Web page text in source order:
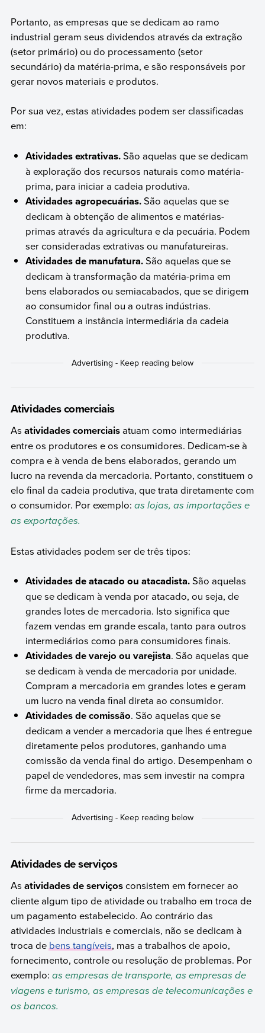
Portanto, as empresas que se dedicam ao ramo
industrial geram seus dividendos através da extração
(setor primário) ou do processamento (setor
secundário) da matéria-prima, e são responsáveis por
gerar novos materiais e produtos.
Por sua vez, estas atividades podem ser classificadas
em:
Atividades extrativas.São aquelas que se dedicam
à exploração dos recursos naturais como matéria-
prima, para iniciar a cadeia produtiva.
Atividades agropecuárias.São aquelas que se
dedicam à obtenção de alimentos e matérias-
primas através da agricultura e da pecuária. Podem
ser consideradas extrativas ou manufatureiras.
Atividades de manufatura.São aquelas que se
dedicam à transformação da matéria-prima em
bens elaborados ou semiacabados, que se dirigem
ao consumidor final ou a outras indústrias.
Constituem a instância intermediária da cadeia
produtiva.
Atividades comerciais
As atividades comerciaisatuam como intermediárias
entre os produtores e os consumidores. Dedicam-se à
compra e à venda de bens elaborados, gerando um
lucro na revenda da mercadoria. Portanto, constituem o
elo final da cadeia produtiva, que trata diretamente com
o consumidor. Por exemplo: as lojas, as importações e
as exportações.
Estas atividades podem ser de três tipos:
Atividades de atacado ou atacadista.São aquelas
que se dedicam à venda por atacado, ou seja, de
grandes lotes de mercadoria. Isto significa que
fazem vendas em grande escala, tanto para outros
intermediários como para consumidores finais.
Atividades de varejo ou varejista. São aquelas que
se dedicam à venda de mercadoria por unidade.
Compram a mercadoria em grandes lotes e geram
um lucro na venda final direta ao consumidor.
Atividades de comissão. São aquelas que se
dedicam a vender a mercadoria que lhes é entregue
diretamente pelos produtores, ganhando uma
comissão da venda final do artigo. Desempenham o
papel de vendedores, mas sem investir na compra
firme da mercadoria.
Atividades de serviços
As atividades de serviçosconsistem em fornecer ao
cliente algum tipo de atividade ou trabalho em troca de
um pagamento estabelecido. Ao contrário das
atividades industriais e comerciais, não se dedicam à
troca debens tangíveis, mas a trabalhos de apoio,
fornecimento, controle ou resolução de problemas. Por
exemplo: as empresas de transporte, as empresas de
viagens e turismo, as empresas de telecomunicações e
os bancos.